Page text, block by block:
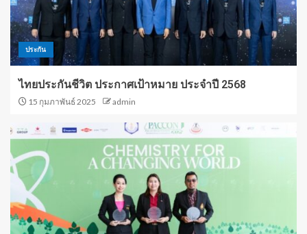
ประกัน
ไทยประกันชีวิต ประกาศเป้าหมาย ประจำปี 2568
15 กุมภาพันธ์ 2025 admin